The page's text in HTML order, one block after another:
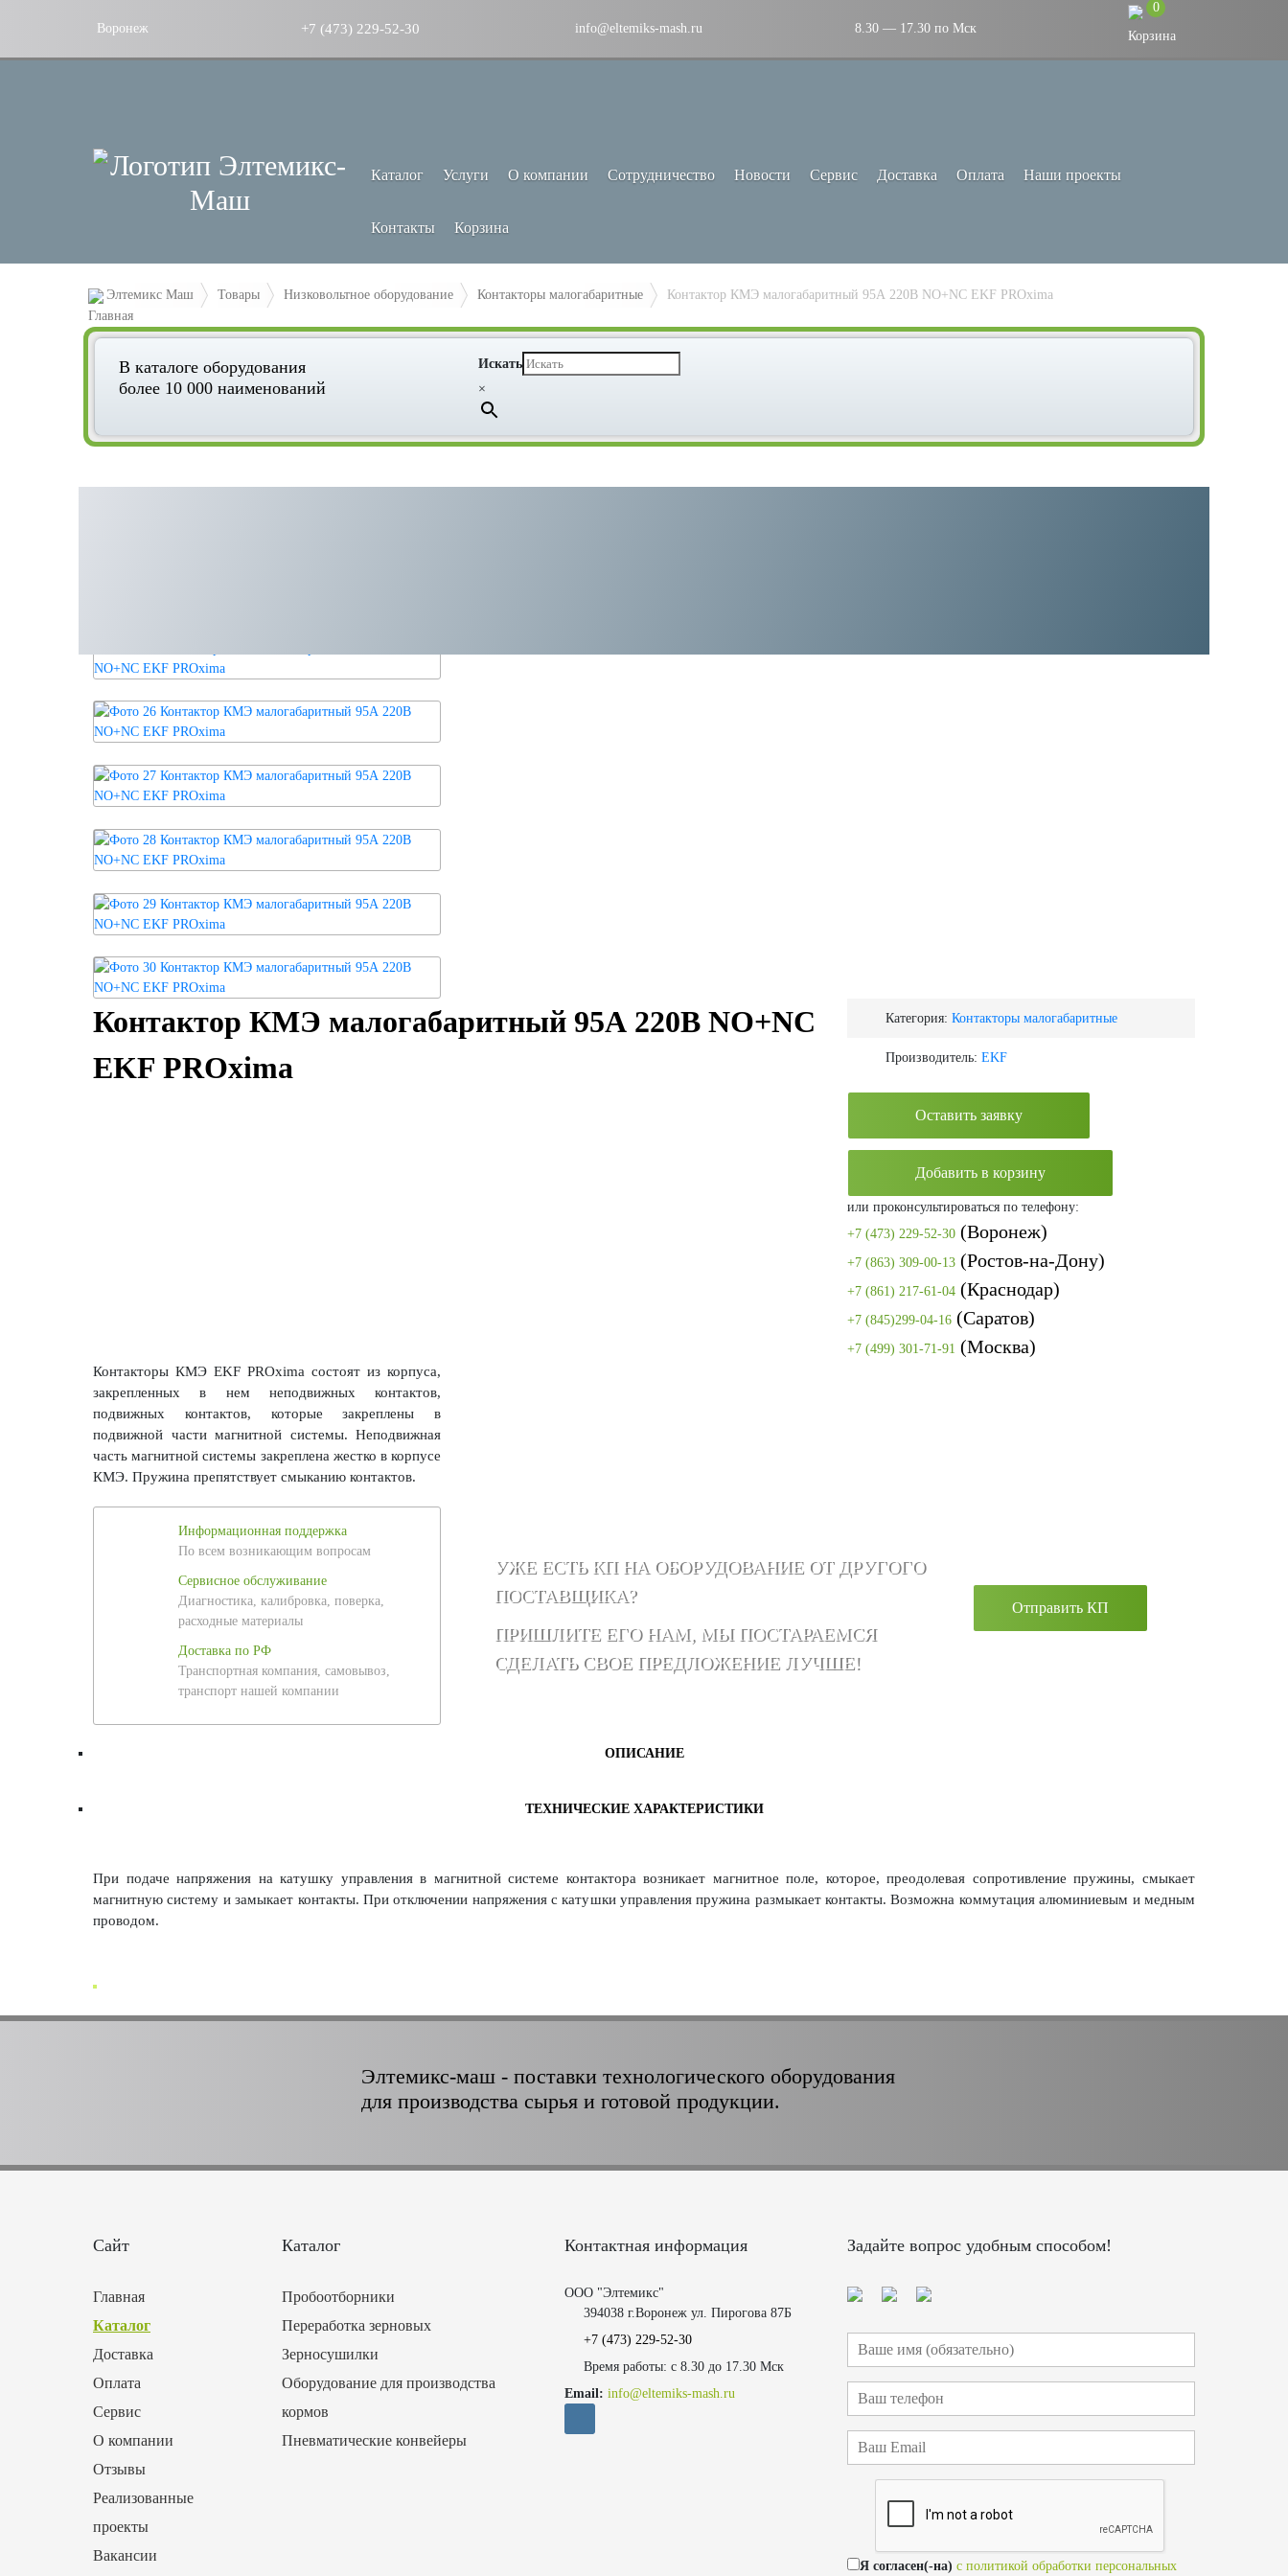
Воронеж +7 (473) 229-52-30 info@eltemiks-mash.ru 8.30 — 17.30 по Мск
0
Каталог Услуги О компании Сотрудничество Новости Сервис Доставка Оплата Наши проекты
Контакты Корзина
Элтемикс Маш Товары Низковольтное оборудование Контакторы малогабаритные Контактор КМЭ малогабаритный 95А 220В NO+NC EKF PROxima
В каталоге оборудования
более 10 000 наименований
Искать
×
Контактор КМЭ малогабаритный 95А 220В NO+NC
EKF PROxima
Категория: Контакторы малогабаритные
Производитель: EKF
Оставить заявку
Добавить в корзину
или проконсультироваться по телефону:
+7 (473) 229-52-30(Воронеж)
+7 (863) 309-00-13(Ростов-на-Дону)
+7 (861) 217-61-04(Краснодар)
+7 (845)299-04-16(Саратов)
+7 (499) 301-71-91 (Москва)
Контакторы КМЭ EKF PROxima состоят из корпуса,
закрепленных в нем неподвижных контактов,
подвижных контактов, которые закреплены в
подвижной части магнитной системы. Неподвижная
часть магнитной системы закреплена жестко в корпусе
КМЭ. Пружина препятствует смыканию контактов.
Информационная поддержка
По всем возникающим вопросам
Сервисное обслуживание
Диагностика, калибровка, поверка,
расходные материалы
Доставка по РФ
Транспортная компания, самовывоз,
транспорт нашей компании
УЖЕ ЕСТЬ КП НА ОБОРУДОВАНИЕ ОТ ДРУГОГО
ПОСТАВЩИКА?
ПРИШЛИТЕ ЕГО НАМ, МЫ ПОСТАРАЕМСЯ
СДЕЛАТЬ СВОЕ ПРЕДЛОЖЕНИЕ ЛУЧШЕ!
Отправить КП
ОПИСАНИЕ
ТЕХНИЧЕСКИЕ ХАРАКТЕРИСТИКИ
При подаче напряжения на катушку управления в магнитной системе контактора возникает магнитное поле, которое, преодолевая сопротивление пружины, смыкает
магнитную систему и замыкает контакты. При отключении напряжения с катушки управления пружина размыкает контакты. Возможна коммутация алюминиевым и медным
проводом.
Элтемикс-маш - поставки технологического оборудования
для производства сырья и готовой продукции.
Сайт
Главная
Каталог
Доставка
Оплата
Сервис
О компании
Отзывы
Реализованные
проекты
Вакансии
Каталог
Пробоотборники
Переработка зерновых
Зерносушилки
Оборудование для производства
кормов
Пневматические конвейеры
Контактная информация
ООО "Элтемикс"
394038 г.Воронеж ул. Пирогова 87Б
+7 (473) 229-52-30
Время работы: с 8.30 до 17.30 Мск
Email: info@eltemiks-mash.ru
Задайте вопрос удобным способом!
Я согласен(-на) с политикой обработки персональных